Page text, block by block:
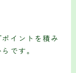
イントを積み
です。